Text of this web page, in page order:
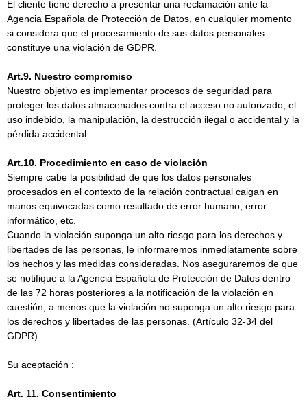
El cliente tiene derecho a presentar una reclamación ante la
Agencia Española de Protección de Datos, en cualquier momento
si considera que el procesamiento de sus datos personales
constituye una violación de GDPR.
Art.9. Nuestro compromiso
Nuestro objetivo es implementar procesos de seguridad para
proteger los datos almacenados contra el acceso no autorizado, el
uso indebido, la manipulación, la destrucción ilegal o accidental y la
pérdida accidental.
Art.10. Procedimiento en caso de violación
Siempre cabe la posibilidad de que los datos personales
procesados en el contexto de la relación contractual caigan en
manos equivocadas como resultado de error humano, error
informático, etc.
Cuando la violación suponga un alto riesgo para los derechos y
libertades de las personas, le informaremos inmediatamente sobre
los hechos y las medidas consideradas. Nos aseguraremos de que
se notifique a la Agencia Española de Protección de Datos dentro
de las 72 horas posteriores a la notificación de la violación en
cuestión, a menos que la violación no suponga un alto riesgo para
los derechos y libertades de las personas. (Artículo 32-34 del
GDPR).
Su aceptación :
Art. 11. Consentimiento